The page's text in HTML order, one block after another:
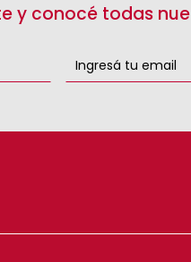
y conocé todas